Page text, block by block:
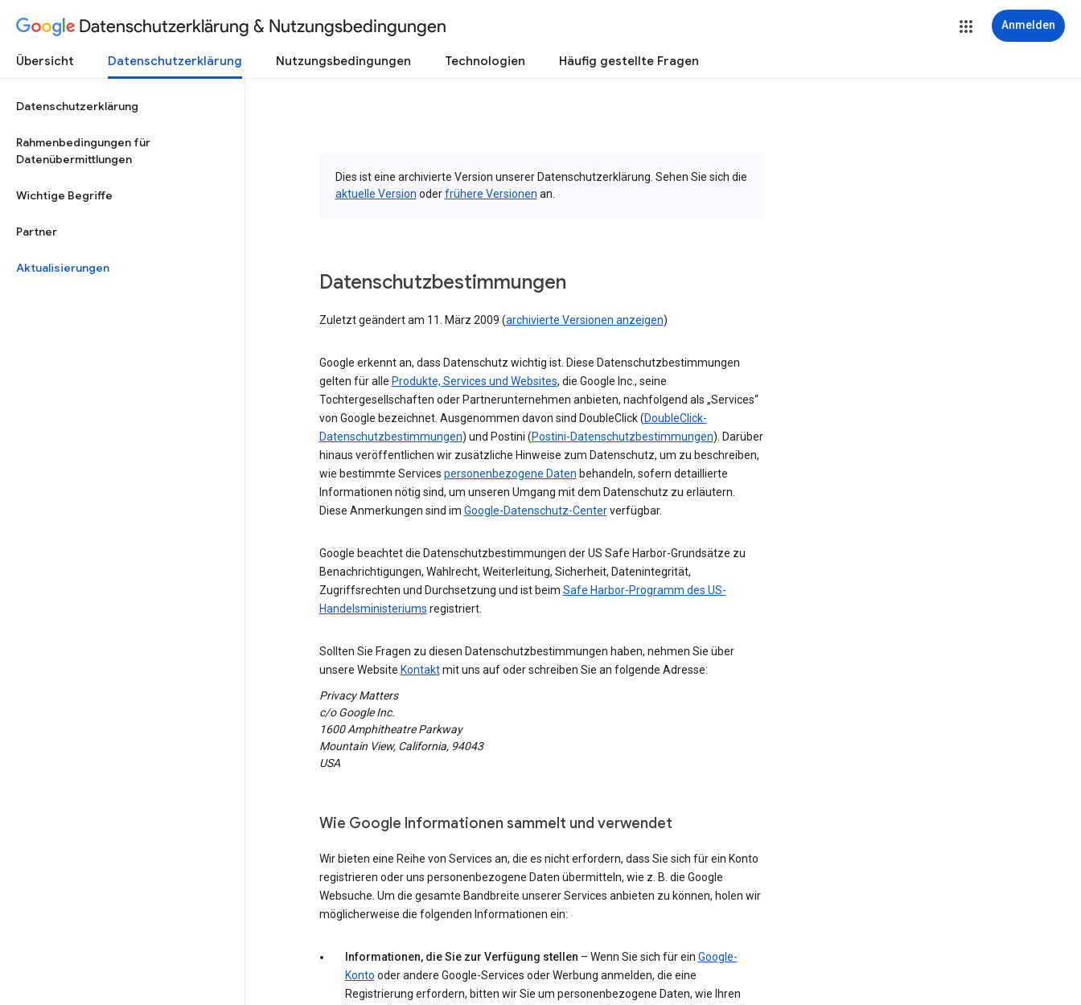
Datenschutzerklärung & Nutzungsbedingungen Anmelden
Übersicht Datenschutzerklärung Nutzungsbedingungen Technologien Häufig gestellte Fragen
Datenschutzerklärung
Rahmenbedingungen für
Datenübermittlungen
Wichtige Begriffe
Partner
Aktualisierungen
Dies ist eine archivierte Version unserer Datenschutzerklärung. Sehen Sie sich die
aktuelle Version oderfrühere Versionen an.
Datenschutzbestimmungen
Zuletzt geändert am 11. März 2009 (archivierte Versionen anzeigen)
Google erkennt an, dass Datenschutz wichtig ist. Diese Datenschutzbestimmungen
gelten für alle Produkte, Services und Websites, die Google Inc., seine
Tochtergesellschaften oder Partnerunternehmen anbieten, nachfolgend als „Services“
von Google bezeichnet. Ausgenommen davon sind DoubleClick (DoubleClick-
Datenschutzbestimmungen) und Postini (Postini-Datenschutzbestimmungen). Darüber
hinaus veröffentlichen wir zusätzliche Hinweise zum Datenschutz, um zu beschreiben,
wie bestimmte Services personenbezogene Daten behandeln, sofern detaillierte
Informationen nötig sind, um unseren Umgang mit dem Datenschutz zu erläutern.
Diese Anmerkungen sind im Google-Datenschutz-Centerverfügbar.
Google beachtet die Datenschutzbestimmungen der US Safe Harbor-Grundsätze zu
Benachrichtigungen, Wahlrecht, Weiterleitung, Sicherheit, Datenintegrität,
Zugriffsrechten und Durchsetzung und ist beim Safe Harbor-Programm des US-
Handelsministeriums registriert.
Sollten Sie Fragen zu diesen Datenschutzbestimmungen haben, nehmen Sie über
unsere Website Kontaktmit uns auf oder schreiben Sie an folgende Adresse:
Privacy Matters
c/o Google Inc.
1600 Amphitheatre Parkway
Mountain View, California, 94043
USA
Wie Google Informationen sammelt und verwendet
Wir bieten eine Reihe von Services an, die es nicht erfordern, dass Sie sich für ein Konto
registrieren oder uns personenbezogene Daten übermitteln, wie z. B. die Google
Websuche. Um die gesamte Bandbreite unserer Services anbieten zu können, holen wir
möglicherweise die folgenden Informationen ein:
Informationen, die Sie zur Verfügung stellen – Wenn Sie sich für ein Google-
Konto oder andere Google-Services oder Werbung anmelden, die eine
Registrierung erfordern, bitten wir Sie um personenbezogene Daten, wie Ihren